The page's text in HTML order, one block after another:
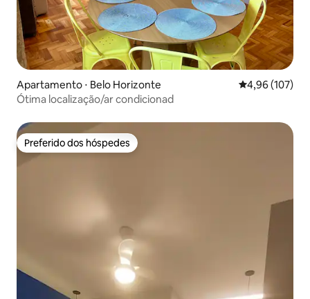
Apartamento ⋅ Belo Horizonte 4,96 de uma
4,96 (107)
Ótima localização/ar condicionad
Preferido dos hóspedes
Preferido dos hóspedes